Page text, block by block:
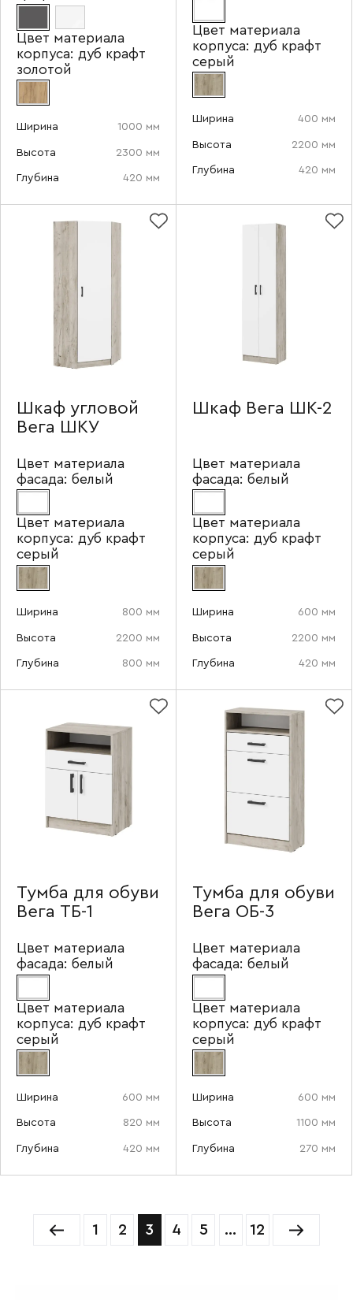
Цвет материала
корпуса: дуб крафт
золотой
Ширина 1000 мм
Высота 2300 мм
Глубина 420 мм
Цвет материала
корпуса: дуб крафт
серый
Ширина 400 мм
Высота 2200 мм
Глубина 420 мм
Шкаф угловой
Вега ШКУ
Цвет материала
фасада: белый
Цвет материала
корпуса: дуб крафт
серый
Ширина 800 мм
Высота 2200 мм
Глубина 800 мм
Шкаф Вега ШК-2
Цвет материала
фасада: белый
Цвет материала
корпуса: дуб крафт
серый
Ширина 600 мм
Высота 2200 мм
Глубина 420 мм
Тумба для обуви
Вега ТБ-1
Цвет материала
фасада: белый
Цвет материала
корпуса: дуб крафт
серый
Ширина 600 мм
Высота 820 мм
Глубина 420 мм
Тумба для обуви
Вега ОБ-3
Цвет материала
фасада: белый
Цвет материала
корпуса: дуб крафт
серый
Ширина 600 мм
Высота 1100 мм
Глубина 270 мм
1 2 3 4 5 … 12